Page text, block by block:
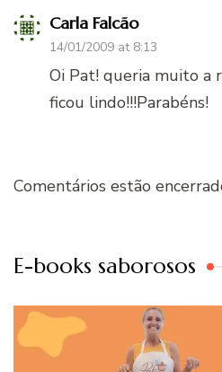
Carla Falcão
14/01/2009 at 8:13
Oi Pat! queria muito a
ficou lindo!!!Parabéns!
Comentários estão
E-books saborosos